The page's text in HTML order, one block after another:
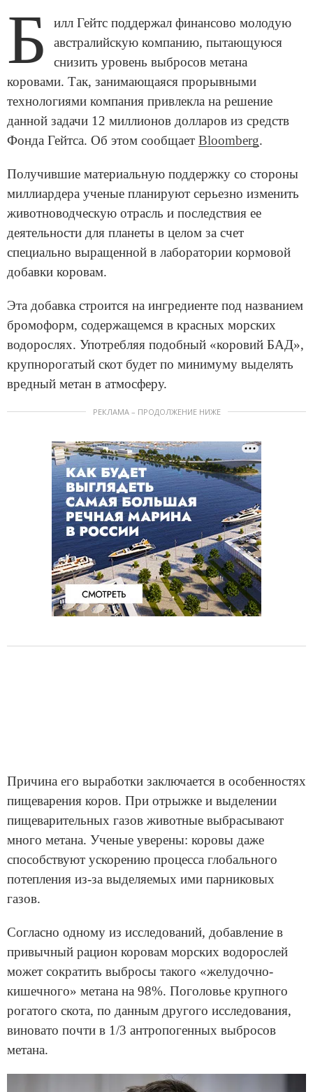
Б
илл Гейтс поддержал финансово молодую
австралийскую компанию, пытающуюся
снизить уровень выбросов метана
коровами. Так, занимающаяся прорывными
технологиями компания привлекла на решение
данной задачи 12 миллионов долларов из средств
Фонда Гейтса. Об этом сообщает Bloomberg.
Получившие материальную поддержку со стороны
миллиардера ученые планируют серьезно изменить
животноводческую отрасль и последствия ее
деятельности для планеты в целом за счет
специально выращенной в лаборатории кормовой
добавки коровам.
Эта добавка строится на ингредиенте под названием
бромоформ, содержащемся в красных морских
водорослях. Употребляя подобный «коровий БАД»,
крупнорогатый скот будет по минимуму выделять
вредный метан в атмосферу.
РЕКЛАМА – ПРОДОЛЖЕНИЕ НИЖЕ
Причина его выработки заключается в особенностях
пищеварения коров. При отрыжке и выделении
пищеварительных газов животные выбрасывают
много метана. Ученые уверены: коровы даже
способствуют ускорению процесса глобального
потепления из-за выделяемых ими парниковых
газов.
Согласно одному из исследований, добавление в
привычный рацион коровам морских водорослей
может сократить выбросы такого «желудочно-
кишечного» метана на 98%. Поголовье крупного
рогатого скота, по данным другого исследования,
виновато почти в 1/3 антропогенных выбросов
метана.